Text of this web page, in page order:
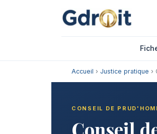
Accueil › Justice pratique ›
CONSEIL DE